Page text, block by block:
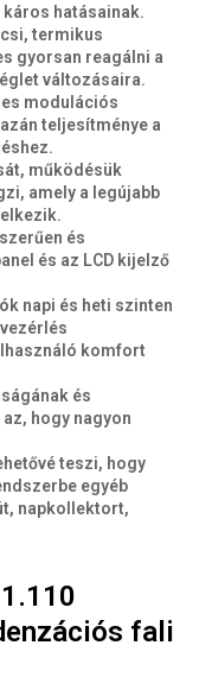
hatásainak.
termikus
gyorsan reagálni a
változásaira.
modulációs
teljesítménye a
működésük
amely a legújabb
és
és az LCD kijelző
napi és heti szinten
komfort
és
hogy nagyon
teszi, hogy
egyéb
napkollektort,
fali